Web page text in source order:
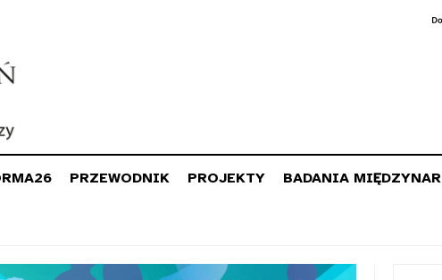
PRZEWODNIK PROJEKTY BADANIA